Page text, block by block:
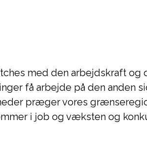
med den arbejdskraft og
få arbejde på den anden
præger vores
i job og væksten og